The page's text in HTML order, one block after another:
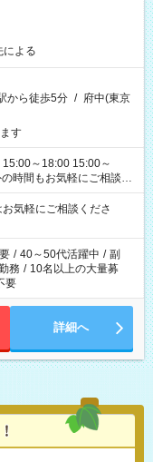
よる
から徒歩5分 / 府中(東京
す
気軽にご相談くださ
/ 40～50代活躍中 / 副
務 / 10名以上の大量募
要
詳細へ